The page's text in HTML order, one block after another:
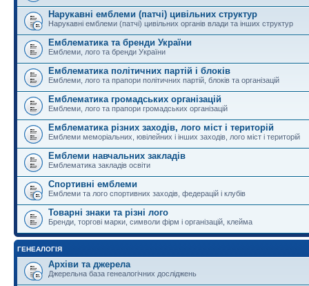
Нарукавні емблеми (патчі) цивільних структур
Нарукавні емблеми (патчі) цивільних органів влади та інших структур
Емблематика та бренди України
Емблеми, лого та бренди України
Емблематика політичних партій і блоків
Емблеми, лого та прапори політичних партій, блоків та організацій
Емблематика громадських організацій
Емблеми, лого та прапори громадських організацій
Емблематика різних заходів, лого міст і територій
Емблеми меморіальних, ювілейних і інших заходів, лого міст і територій
Емблеми навчальних закладів
Емблематика закладів освіти
Спортивні емблеми
Емблеми та лого спортивних заходів, федерацій і клубів
Товарні знаки та різні лого
Бренди, торгові марки, символи фірм і організацій, клейма
ГЕНЕАЛОГІЯ
Архіви та джерела
Джерельна база генеалогічних досліджень